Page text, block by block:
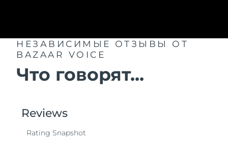
НЕЗАВИСИМЫЕ ОТЗЫВЫ
ОТ
BAZAAR VOICE
Что говорят...